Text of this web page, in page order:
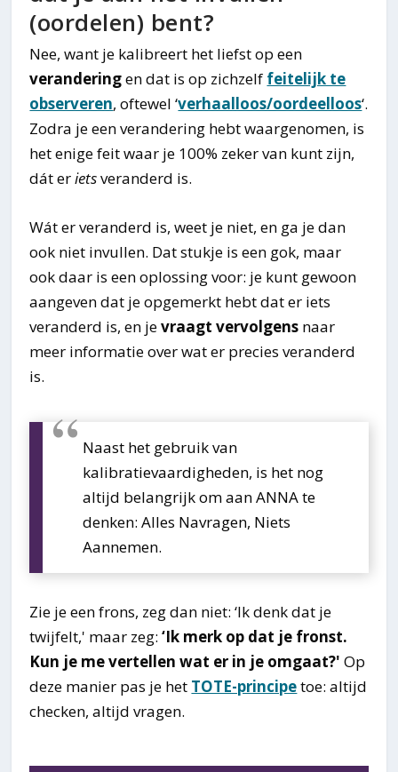
(oordelen) bent?
Nee, want je kalibreert het liefst op een
veranderingen dat is op zichzelf feitelijk te
observeren, oftewel ‘verhaalloos/oordeelloos‘.
Zodra je een verandering hebt waargenomen, is
het enige feit waar je 100% zeker van kunt zijn,
dát erietsveranderd is.
Wát er veranderd is, weet je niet, en ga je dan
ook niet invullen. Dat stukje is een gok, maar
ook daar is een oplossing voor: je kunt gewoon
aangeven dat je opgemerkt hebt dat er iets
veranderd is, en jevraagt vervolgens naar
meer informatie over wat er precies veranderd
is.
Naast het gebruik van
kalibratievaardigheden, is het nog
altijd belangrijk om aan ANNA te
denken: Alles Navragen, Niets
Aannemen.
Zie je een frons, zeg dan niet: ‘Ik denk dat je
twijfelt,' maar zeg: ‘Ik merk op dat je fronst.
Kun je me vertellen wat er in je omgaat?'Op
deze manier pas je het TOTE-principetoe: altijd
checken, altijd vragen.